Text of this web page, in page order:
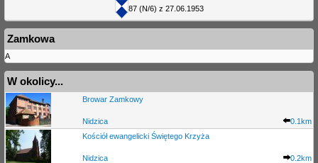
87 (N/6) z 27.06.1953
Zamkowa
A
W okolicy...
Browar Zamkowy
Nidzica
0.1km
Kościół ewangelicki Świętego Krzyża
Nidzica 0.2km